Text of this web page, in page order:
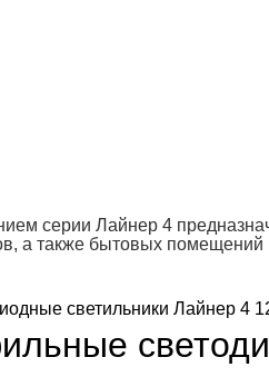
серии Лайнер 4
а также бытовых помещений